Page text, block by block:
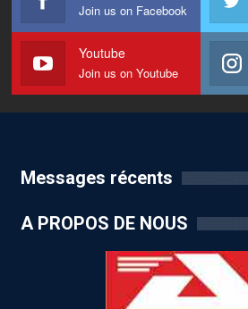
Join us on Facebook
Youtube
Join us on Youtube
Messages récents
A PROPOS DE NOUS